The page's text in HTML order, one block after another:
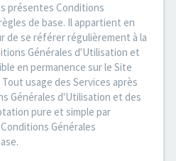
présentes Conditions
de base. Il appartient en
de se référer régulièrement à la
Générales d'Utilisation et
en permanence sur le Site
Tout usage des Services après
Générales d'Utilisation et des
pure et simple par
Générales